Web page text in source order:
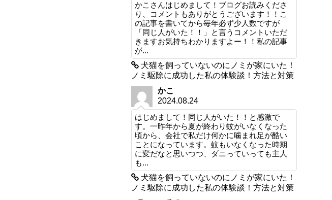
かこさんはじめまして！ブログお読みくださ
り、コメントもありがとうございます！！こ
の記事を書いてから毎年必ず少人数ですが
「同じ人がいた！！」と言うコメントいただ
きますお気持ちわかりますよー！！私の記事
が...
犬猫を飼っていないのにノミが家にいた！
ノミ駆除に成功した私の体験談！方法と対策
かこ
2024.08.24
はじめまして！同じ人がいた！！と感激で
す。一昨年から夏が終わり蚊がいなくなった
頃から、会社で私だけ何かに噛まれ足が酷い
ことになっています。蚊もいなくなった時期
に変だなと思いつつ、ダニっていっても主人
も...
犬猫を飼っていないのにノミが家にいた！
ノミ駆除に成功した私の体験談！方法と対策